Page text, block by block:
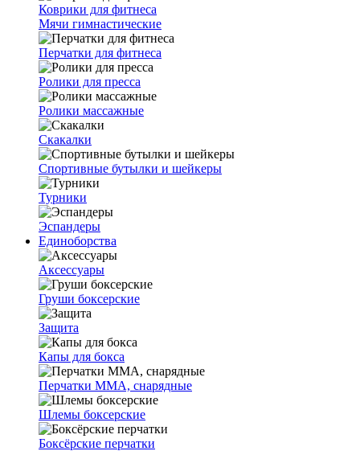
Коврики для фитнеса
Мячи гимнастические
Перчатки для фитнеса
Ролики для пресса
Ролики массажные
Скакалки
Спортивные бутылки и шейкеры
Турники
Эспандеры
Единоборства
Аксессуары
Груши боксерские
Защита
Капы для бокса
Перчатки ММА, снарядные
Шлемы боксерские
Боксёрские перчатки